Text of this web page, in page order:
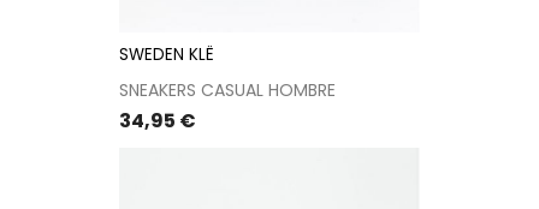
SWEDEN KLË
SNEAKERS CASUAL HOMBRE
Precio
34,95 €